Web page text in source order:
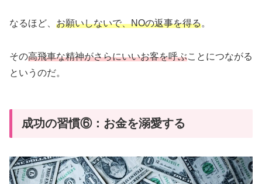
なるほど、 お願いしないで、NOの返事を得る。
その高飛車な精神がさらにいいお客を呼ぶことにつながる
というのだ。
成功の習慣⑥：お金を溺愛する